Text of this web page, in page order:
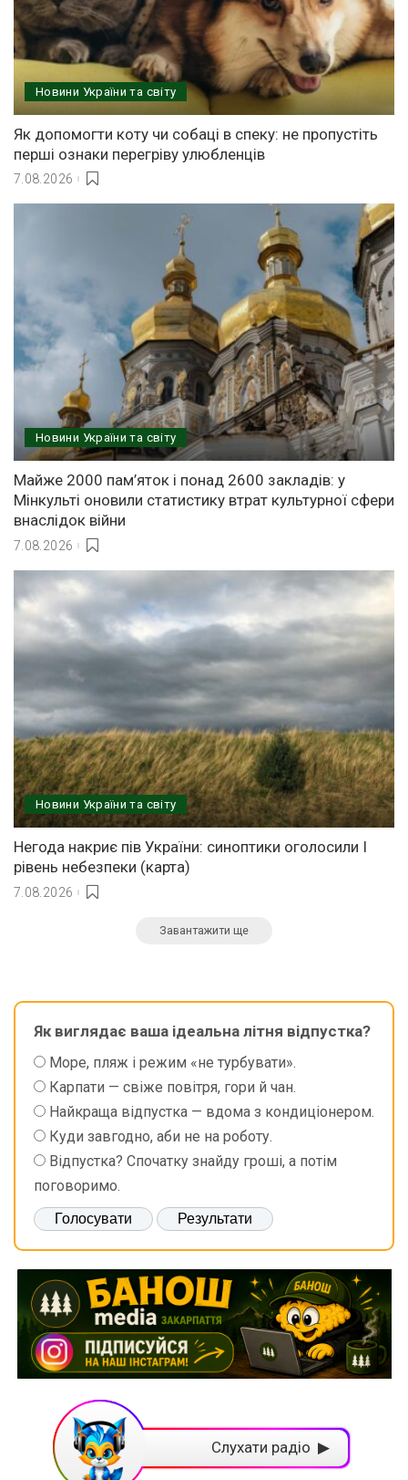
Новини України та світу
Як допомогти коту чи собаці в спеку: не пропустіть
перші ознаки перегріву улюбленців
7.08.2026
Новини України та світу
Майже 2000 пам’яток і понад 2600 закладів: у
Мінкульті оновили статистику втрат культурної сфери
внаслідок війни
7.08.2026
Новини України та світу
Негода накриє пів України: синоптики оголосили І
рівень небезпеки (карта)
7.08.2026
Завантажити ще
Як виглядає ваша ідеальна літня відпустка?
Море, пляж і режим «не турбувати».
Карпати — свіже повітря, гори й чан.
Найкраща відпустка — вдома з кондиціонером.
Куди завгодно, аби не на роботу.
Відпустка? Спочатку знайду гроші, а потім
поговоримо.
Слухати радіо ▶